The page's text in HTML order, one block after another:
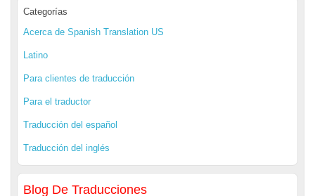
Categorías
Acerca de Spanish Translation US
Latino
Para clientes de traducción
Para el traductor
Traducción del español
Traducción del inglés
Blog De Traducciones